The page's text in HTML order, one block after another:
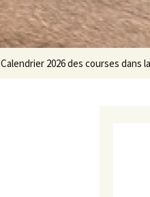
Calendrier 2026 des courses dans